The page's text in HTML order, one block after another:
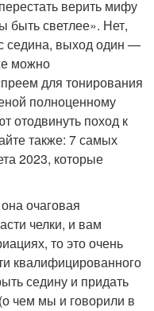
верить мифу
быть светлее». Нет,
седина, выход один —
можно
для тонирования
полноценному
отодвинуть поход к
также: 7 самых
2023, которые
очаговая
челки, и вам
то это очень
квалифицированного
седину и придать
чем мы и говорили в